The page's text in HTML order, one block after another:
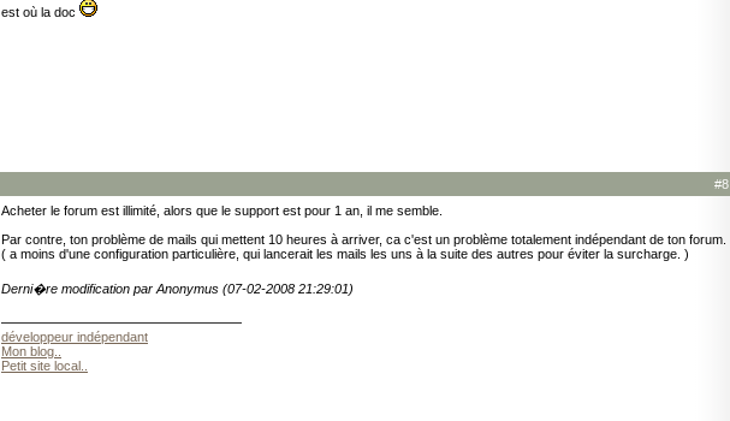
est où la doc
#8
Acheter le forum est illimité, alors que le support est pour 1 an, il me semble.
Par contre, ton problème de mails qui mettent 10 heures à arriver, ca c'est un problème totalement indépendant de ton forum.
( a moins d'une configuration particulière, qui lancerait les mails les uns à la suite des autres pour éviter la surcharge. )
Derni�re modification par Anonymus (07-02-2008 21:29:01)
développeur indépendant
Mon blog..
Petit site local..